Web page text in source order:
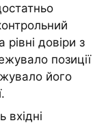
довіри з
позиції
його